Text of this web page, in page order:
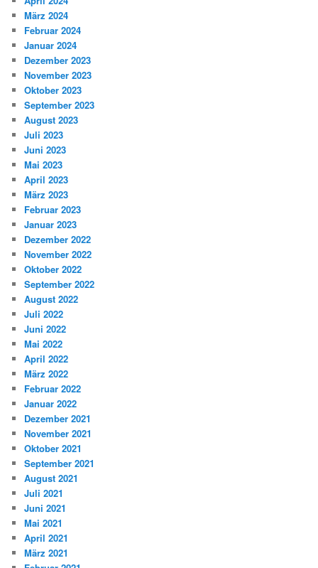
März 2024
Februar 2024
Januar 2024
Dezember 2023
November 2023
Oktober 2023
September 2023
August 2023
Juli 2023
Juni 2023
Mai 2023
April 2023
März 2023
Februar 2023
Januar 2023
Dezember 2022
November 2022
Oktober 2022
September 2022
August 2022
Juli 2022
Juni 2022
Mai 2022
April 2022
März 2022
Februar 2022
Januar 2022
Dezember 2021
November 2021
Oktober 2021
September 2021
August 2021
Juli 2021
Juni 2021
Mai 2021
April 2021
März 2021